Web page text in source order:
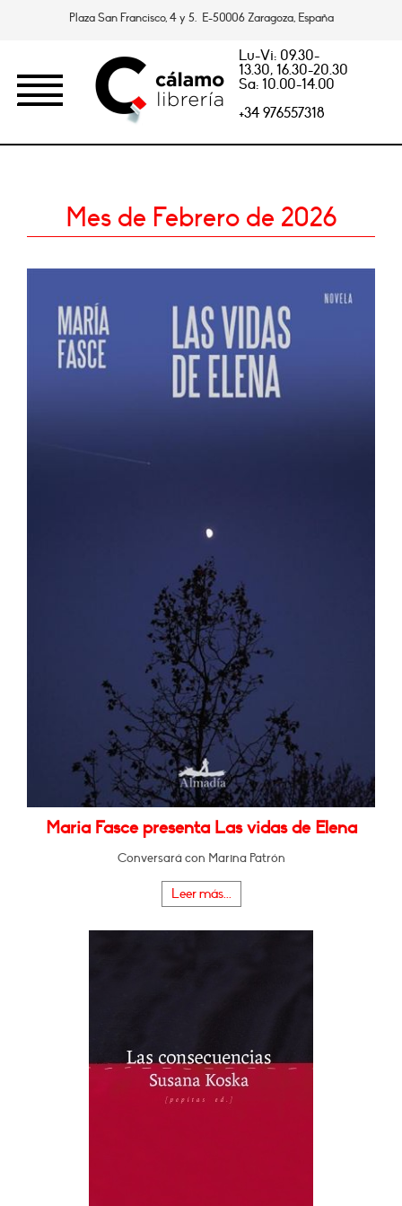
Plaza San Francisco, 4 y 5. E-50006 Zaragoza, España
Lu-Vi: 09.30-
13.30, 16.30-20.30
Sa: 10.00-14.00
+34 976557318
Mes de Febrero de 2026
Maria Fasce presenta Las vidas de Elena
Conversará con Marina Patrón
Leer más...